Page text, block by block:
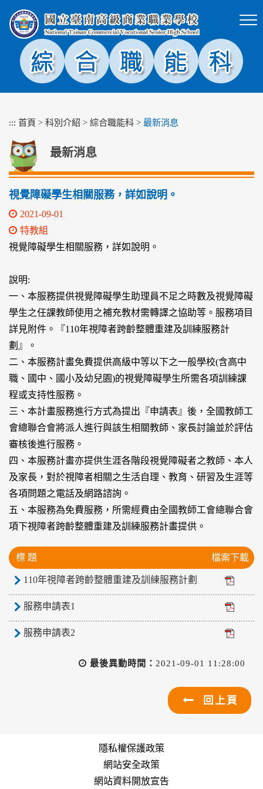
塊
::: 首頁 > 科別介紹 > 綜合職能科 > 最新消息
最新消息
視覺障礙學生相關服務，詳如說明。
2021-09-01
特教組
視覺障礙學生相關服務，詳如說明。
說明:
一、本服務提供視覺障礙學生助理員不足之時數及視覺障礙
學生之任課教師使用之補充教材需轉譯之協助等。服務項目
詳見附件。『110年視障者跨齡整體重建及訓練服務計
劃』。
二、本服務計畫免費提供高級中等以下之一般學校(含高中
職、國中、國小及幼兒園)的視覺障礙學生所需各項訓練課
程或支持性服務。
三、本計畫服務進行方式為提出『申請表』後，全國教師工
會總聯合會將派人進行與該生相關教師、家長討論並於評估
審核後進行服務。
四、本服務計畫亦提供生涯各階段視覺障礙者之教師、本人
及家長，對於視障者相關之生活自理、教育、研習及生涯等
各項問題之電話及網路諮詢。
五、本服務為免費服務，所需經費由全國教師工會總聯合會
項下視障者跨齡整體重建及訓練服務計畫提供。
標 題 檔案下載
110年視障者跨齡整體重建及訓練服務計劃
服務申請表1
服務申請表2
最後異動時間： 2021-09-01 11:28:00
回上頁
隱私權保護政策
網站安全政策
網站資料開放宣告